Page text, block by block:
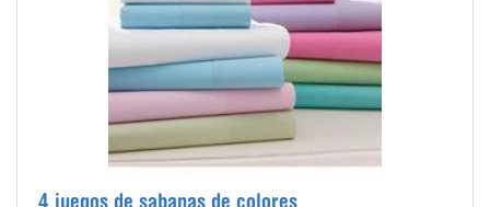
4 juegos de sabanas de colores